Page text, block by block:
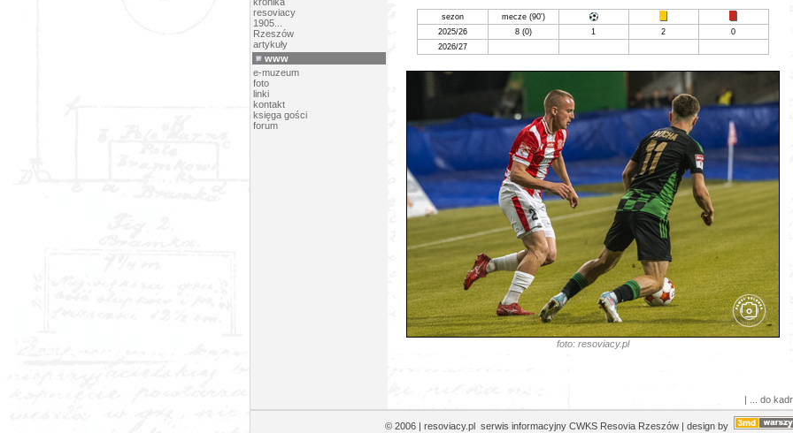
resoviacy
1905...
Rzeszów
artykuły
www
e-muzeum
foto
linki
kontakt
księga gości
forum
sezon
mecze (90')
2025/26
8(0) 1 2
0
2026/27
foto: resoviacy.pl
| ... do
© 2006 | resoviacy.pl serwis informacyjny CWKS Resovia Rzeszów | design by